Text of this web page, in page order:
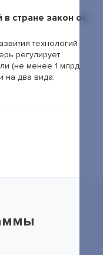
стране закон об
технологий
регулирует
(не менее 1 млрд
на два вида: